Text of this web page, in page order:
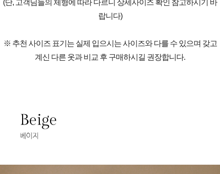
(단, 고객님들의 체형에 따라 다르니 상세사이즈 확인 참고하시기 바
랍니다)
※ 추천 사이즈 표기는 실제 입으시는 사이즈와 다를 수 있으며 갖고
계신 다른 옷과 비교 후 구매하시길 권장합니다.